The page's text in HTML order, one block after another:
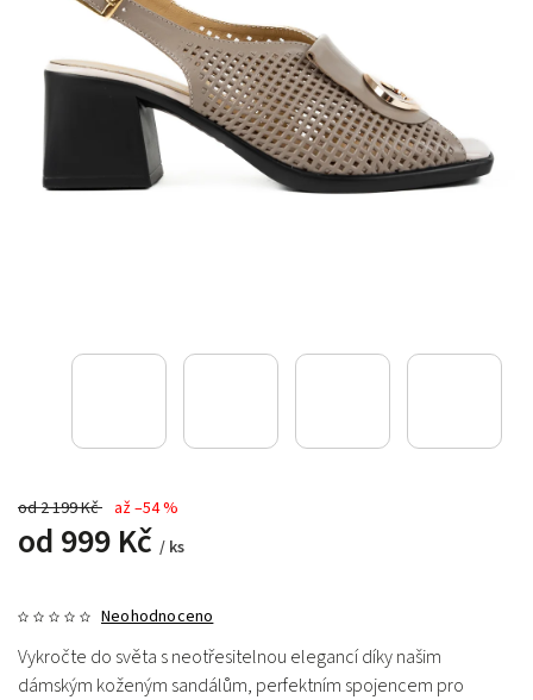
od 2 199 Kč až –54 %
od 999 Kč / ks
Neohodnoceno
Vykročte do světa s neotřesitelnou elegancí díky našim
dámským koženým sandálům, perfektním spojencem pro